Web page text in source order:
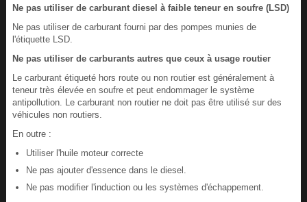
Ne pas utiliser de carburant diesel à faible teneur en soufre (LSD)
Ne pas utiliser de carburant fourni par des pompes munies de
l'étiquette LSD.
Ne pas utiliser de carburants autres que ceux à usage routier
Le carburant étiqueté hors route ou non routier est généralement à
teneur très élevée en soufre et peut endommager le système
antipollution. Le carburant non routier ne doit pas être utilisé sur des
véhicules non routiers.
En outre :
Utiliser l'huile moteur correcte
Ne pas ajouter d'essence dans le diesel.
Ne pas modifier l'induction ou les systèmes d'échappement.